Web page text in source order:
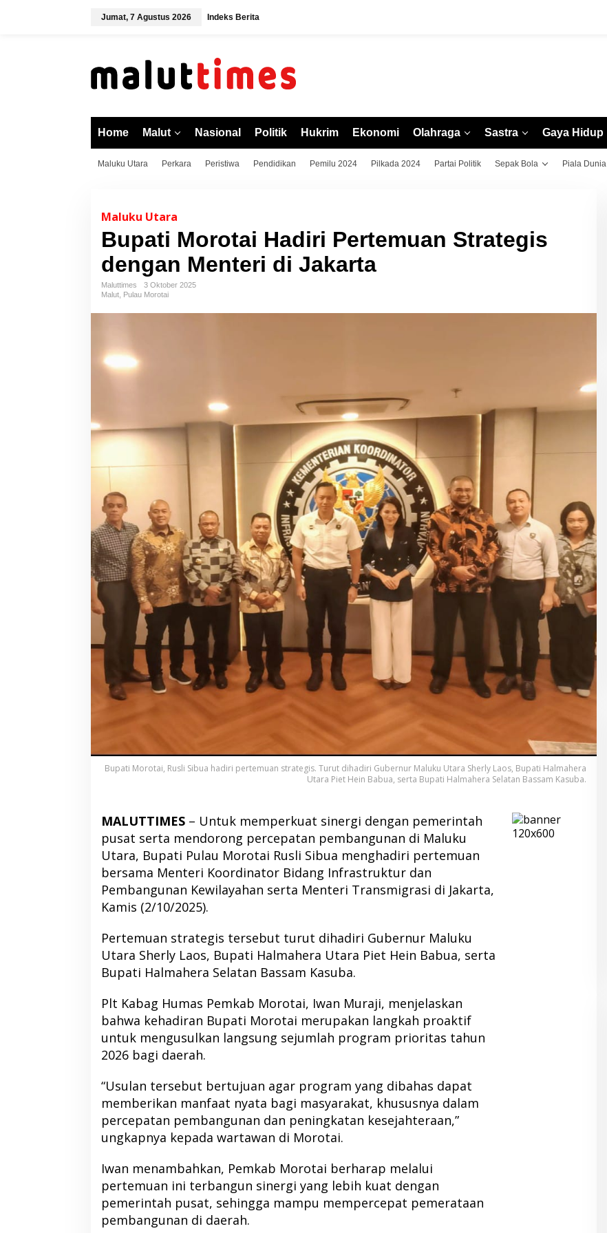
Jumat, 7 Agustus 2026 Indeks Berita
Home Malut Nasional Politik Hukrim Ekonomi Olahraga Sastra Gaya Hidup
Maluku Utara Perkara Peristiwa Pendidikan Pemilu 2024 Pilkada 2024 Partai Politik Sepak Bola Piala Dunia
Maluku Utara
Bupati Morotai Hadiri Pertemuan Strategis
dengan Menteri di Jakarta
Maluttimes
3 Oktober 2025
Malut Pulau Morotai
Bupati Morotai, Rusli Sibua hadiri pertemuan strategis. Turut dihadiri Gubernur Maluku Utara Sherly Laos, Bupati Halmahera
Utara Piet Hein Babua, serta Bupati Halmahera Selatan Bassam Kasuba.
MALUTTIMES – Untuk memperkuat sinergi dengan pemerintah
pusat serta mendorong percepatan pembangunan di Maluku
Utara, Bupati Pulau Morotai Rusli Sibua menghadiri pertemuan
bersama Menteri Koordinator Bidang Infrastruktur dan
Pembangunan Kewilayahan serta Menteri Transmigrasi di Jakarta,
Kamis (2/10/2025).
Pertemuan strategis tersebut turut dihadiri Gubernur Maluku
Utara Sherly Laos, Bupati Halmahera Utara Piet Hein Babua, serta
Bupati Halmahera Selatan Bassam Kasuba.
Plt Kabag Humas Pemkab Morotai, Iwan Muraji, menjelaskan
bahwa kehadiran Bupati Morotai merupakan langkah proaktif
untuk mengusulkan langsung sejumlah program prioritas tahun
2026 bagi daerah.
“Usulan tersebut bertujuan agar program yang dibahas dapat
memberikan manfaat nyata bagi masyarakat, khususnya dalam
percepatan pembangunan dan peningkatan kesejahteraan,”
ungkapnya kepada wartawan di Morotai.
Iwan menambahkan, Pemkab Morotai berharap melalui
pertemuan ini terbangun sinergi yang lebih kuat dengan
pemerintah pusat, sehingga mampu mempercepat pemerataan
pembangunan di daerah.